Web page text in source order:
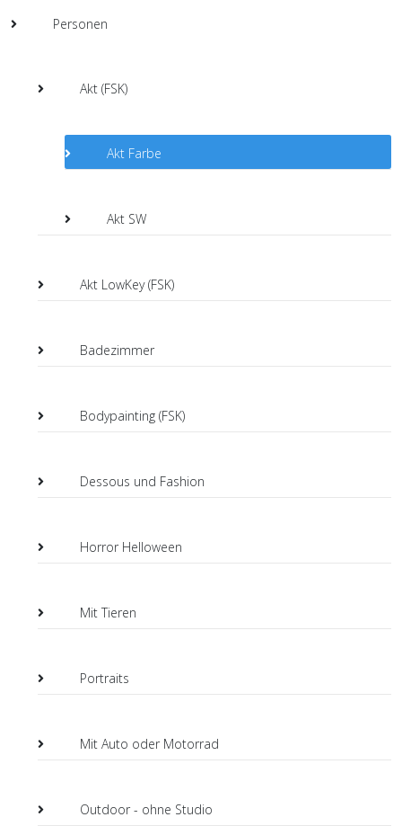
Personen
Akt (FSK)
Akt Farbe
Akt SW
Akt LowKey (FSK)
Badezimmer
Bodypainting (FSK)
Dessous und Fashion
Horror Helloween
Mit Tieren
Portraits
Mit Auto oder Motorrad
Outdoor - ohne Studio